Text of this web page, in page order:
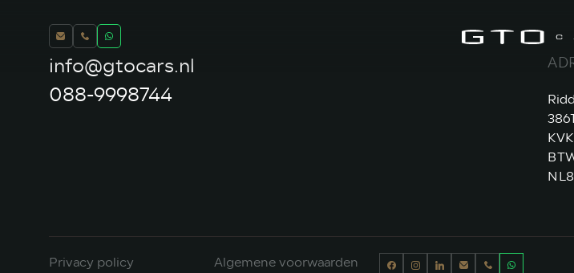
info@gtocars.nl
088-9998744
Privacy policy Algemene voorwaarden